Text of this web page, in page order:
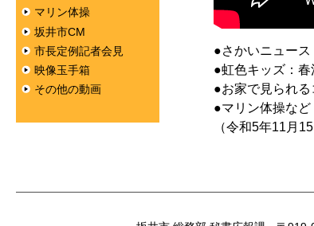
マリン体操
坂井市CM
市長定例記者会見
映像玉手箱
その他の動画
●さかいニュー
●虹色キッズ：春
●お家で見られる
●マリン体操など
（令和5年11月